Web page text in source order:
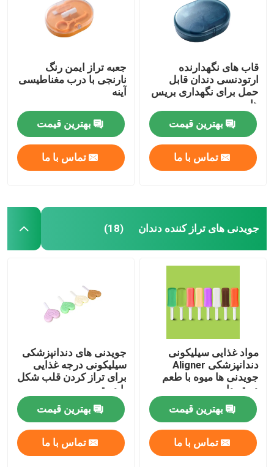
قاب های نگهدارنده
ارتودنسی دندان قابل
حمل برای نگهداری بریس
ها
بهترین قیمت
تماس با ما
جعبه تراز ایمن رنگ
نارنجی با درب مغناطیسی
آینه
بهترین قیمت
تماس با ما
جویدنی های تراز کننده دندان (18)
مواد غذایی سیلیکونی
دندانپزشکی Aligner
جویدنی ها میوه با طعم
دسته دار
بهترین قیمت
تماس با ما
جویدنی های دندانپزشکی
سیلیکونی درجه غذایی
برای تراز کردن قلب شکل
با دسته
بهترین قیمت
تماس با ما